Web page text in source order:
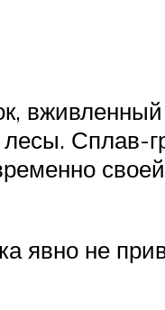
Сплав-
не